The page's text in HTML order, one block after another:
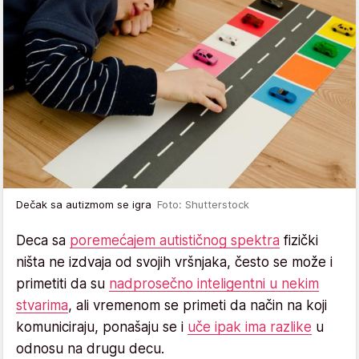
Dečak sa autizmom se igra Foto: Shutterstock
Deca sa poremećajem autističnog spektra fizički
ništa ne izdvaja od svojih vršnjaka, često se može i
primetiti da su nadprosečno inteligentni u nekim
stvarima, ali vremenom se primeti da način na koji
komuniciraju, ponašaju se i uče ipak ima razlike u
odnosu na drugu decu.